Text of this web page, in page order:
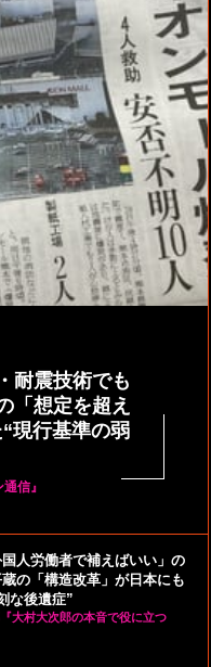
耐震技術でも
「想定を超え
現行基準の弱
信』
国人労働者で補えばいい」の
の「構造改革」が日本にも
な後遺症”
大村大次郎の本音で役に立つ